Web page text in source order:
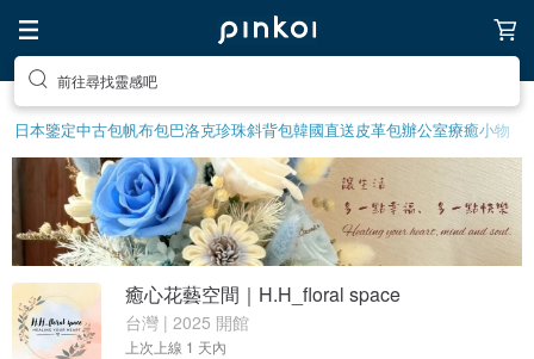
前往尋找靈感吧
日本鑒定中古包帆布包巴洛克珍珠斜背包韓國直送皮革包辦公室療癒小物
癒心花藝空間｜H.H_floral space
台灣 | 2025 開館
上次上線 1 天內